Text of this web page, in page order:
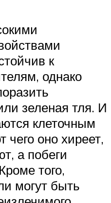
к
однако
зеленая тля. И
клеточным
чего оно хиреет,
а побеги
того,
могут быть